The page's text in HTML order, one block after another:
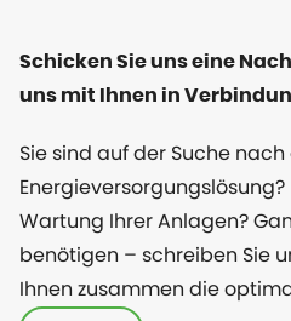
Schicken Sie uns eine
uns mit Ihnen in
Sie sind auf der Suche
Energieversorgungslösung?
Wartung Ihrer Anlagen?
benötigen – schreiben Sie
Ihnen zusammen die